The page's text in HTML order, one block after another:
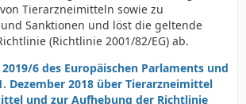
Tierarzneimitteln sowie zu
Sanktionen und löst die geltende
(Richtlinie 2001/82/EG) ab.
6 des Europäischen Parlaments und
Dezember 2018 über Tierarzneimittel
und zur Aufhebung der Richtlinie